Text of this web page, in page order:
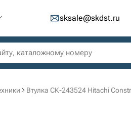
sksale@skdst.ru
Втулка СК-243524 Hitachi